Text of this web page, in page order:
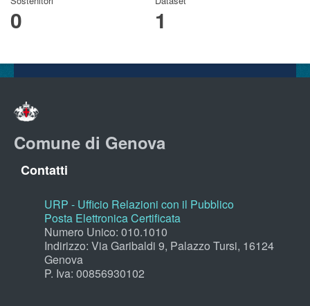
0 1
Comune di Genova
Contatti
URP - Ufficio Relazioni con il Pubblico
Posta Elettronica Certificata
Numero Unico: 010.1010
Indirizzo: Via Garibaldi 9, Palazzo Tursi, 16124
Genova
P. Iva: 00856930102